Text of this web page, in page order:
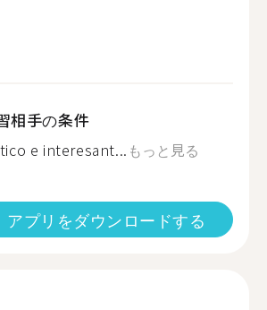
相手の条件
e interesant... もっと見る
アプリをダウンロードする